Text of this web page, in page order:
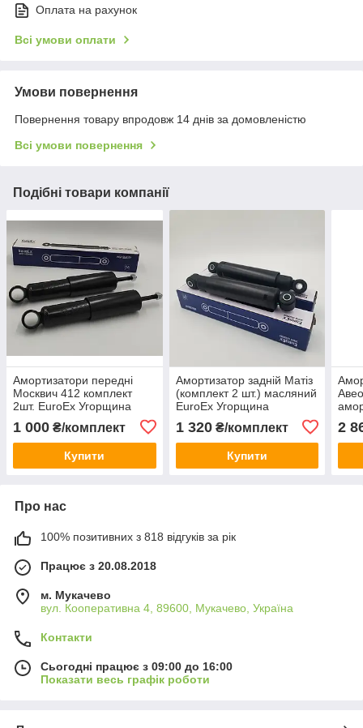
Оплата на рахунок
Всі умови оплати
Умови повернення
Повернення товару впродовж 14 днів за домовленістю
Всі умови повернення
Подібні товари компанії
Амортизатори передні
Москвич 412 комплект
2шт. EuroEx Угорщина
1 000 ₴/комплект
Купити
Амортизатор задній Матіз
(комплект 2 шт.) масляний
EuroEx Угорщина
1 320₴/комплект
Купити
2
Про нас
100% позитивних з 818 відгуків за рік
Працює з 20.08.2018
м. Мукачево
вул. Кооперативна 4, 89600, Мукачево, Україна
Контакти
Сьогодні працює з 09:00 до 16:00
Показати весь графік роботи